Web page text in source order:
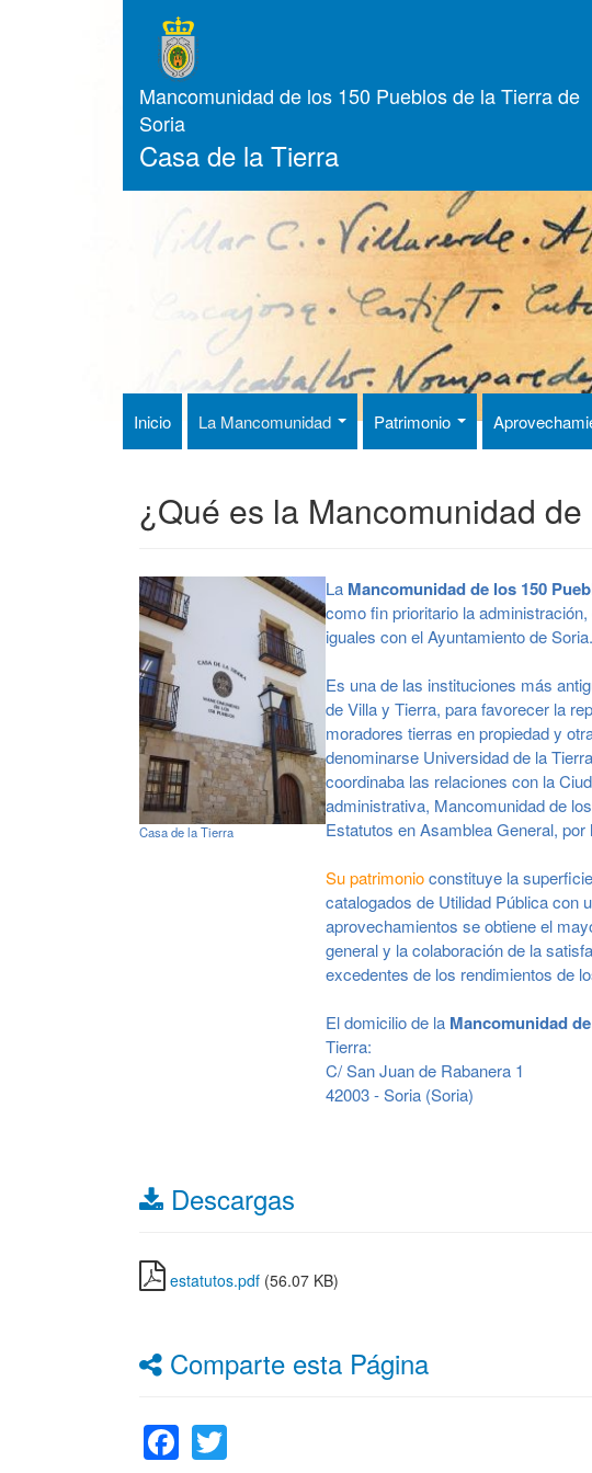
Mancomunidad de los 150 Pueblos de la Tierra de
Soria
Casa de la Tierra
Inicio La Mancomunidad Patrimonio
¿Qué es la Mancomunidad
Casa de la Tierra
La Mancomunidad de los 150
como fin prioritario la
iguales con el Ayuntamiento de Soria.
Es una de las instituciones más
de Villa y Tierra, para favorecer la
moradores tierras en propiedad y
denominarse Universidad de la
coordinaba las relaciones con la
administrativa, Mancomunidad de
Estatutos en Asamblea General,
Su patrimonioconstituye la
catalogados de Utilidad Pública con
aprovechamientos se obtiene el
general y la colaboración de la
excedentes de los rendimientos de
El domicilio de la Mancomunidad
Tierra:
C/ San Juan de Rabanera 1
42003 - Soria (Soria)
Descargas
estatutos.pdf (56.07 KB)
Comparte esta Página
Facebook